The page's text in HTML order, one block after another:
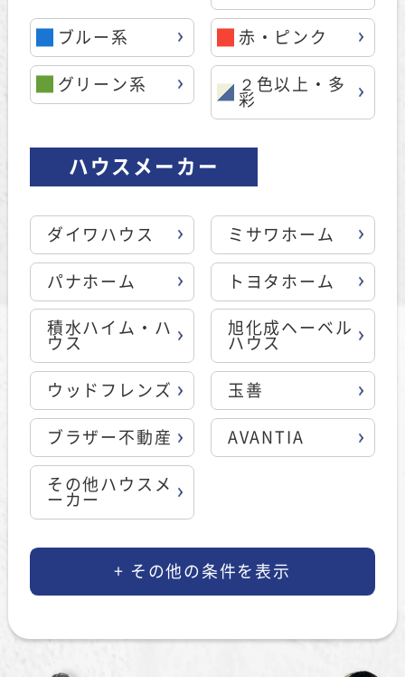
ブルー系 赤・ピンク
グリーン系
２色以上・多
彩
ハウスメーカー
ダイワハウス ミサワホーム
パナホーム トヨタホーム
積水ハイム・ハ
ウス
旭化成ヘーベル
ハウス
ウッドフレンズ 玉善
ブラザー不動産 AVANTIA
その他ハウスメ
ーカー